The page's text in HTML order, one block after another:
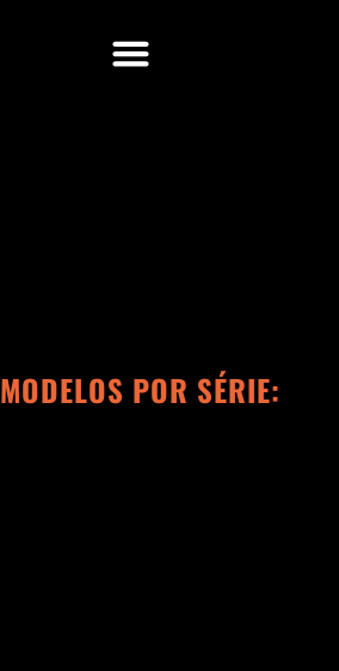
MODELOS POR SÉRIE: